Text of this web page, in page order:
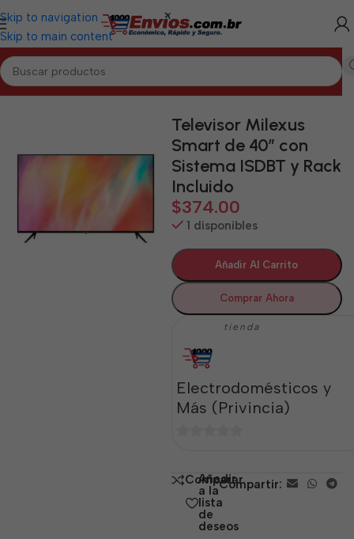
Skip to navigation
Skip to main content
Inicio/HOLGUÍN/Electrodomésticos Holguín
Televisor Milexus
Smart de 40″ con
Sistema ISDBT y Rack
Incluido
$374.00
1 disponibles
Añadir Al Carrito
Comprar Ahora
tienda
Electrodomésticos y
Más (Privincia)
5 Comparar
Añadir
a la
lista
de
deseos
Compartir: